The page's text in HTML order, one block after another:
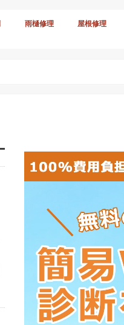
雨樋修理 屋根修理